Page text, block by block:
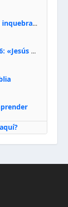
De Connecticut a Chiclayo: El Legado inquebrantable de Monseñor Juan Tomis Stack
Papa León Xiv en el Ángelus, 9-8-2026: «Jesús no nos abandona y si lo acogemos con humildad con la oración, los sacramentos y la escucha de su Palabra, en Él encontraremos paz, luz y fuerza para nuestro camino»